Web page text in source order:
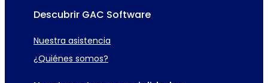
Descubrir GAC Software
Nuestra asistencia
¿Quiénes somos?